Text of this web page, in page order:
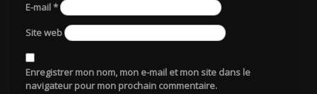
E-mail*
Site web
Enregistrer mon nom, mon e-mail et mon site dans le
navigateur pour mon prochain commentaire.